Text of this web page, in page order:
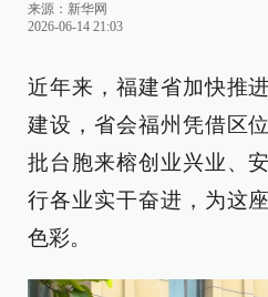
来源： 新华网
2026-06-14 21:03
近年来，福建省加快推
建设，省会福州凭借区
批台胞来榕创业兴业、
行各业实干奋进，为这
色彩。